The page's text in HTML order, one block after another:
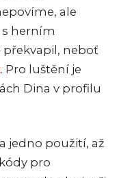
ale
herním
neboť
. Pro luštění je
Dina v profilu
jedno použití, až
pro